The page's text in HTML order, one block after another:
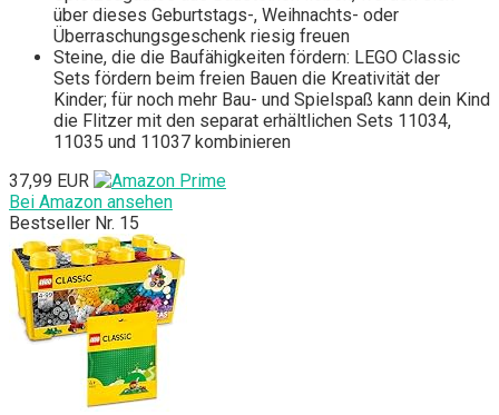
über dieses Geburtstags-, Weihnachts- oder
Überraschungsgeschenk riesig freuen
Steine, die die Baufähigkeiten fördern: LEGO Classic
Sets fördern beim freien Bauen die Kreativität der
Kinder; für noch mehr Bau- und Spielspaß kann dein Kind
die Flitzer mit den separat erhältlichen Sets 11034,
11035 und 11037 kombinieren
37,99 EUR
Bei Amazon ansehen
Bestseller Nr. 15